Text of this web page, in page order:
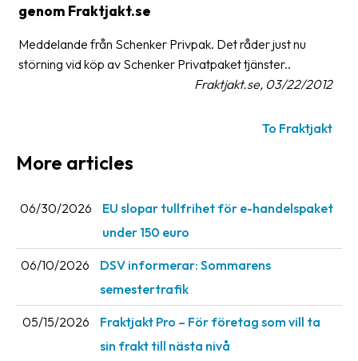
Shipping
documents
Printer
Delivery
Manuals
Downloads
Barcode
genom Fraktjakt.se
Meddelande från Schenker Privpak. Det råder just nu
störning vid köp av Schenker Privatpaket tjänster..
Fraktjakt.se, 03/22/2012
To Fraktjakt
More articles
06/30/2026
EU slopar tullfrihet för e-handelspaket
under 150 euro
06/10/2026
DSV informerar: Sommarens
semestertrafik
05/15/2026
Fraktjakt Pro – För företag som vill ta
sin frakt till nästa nivå